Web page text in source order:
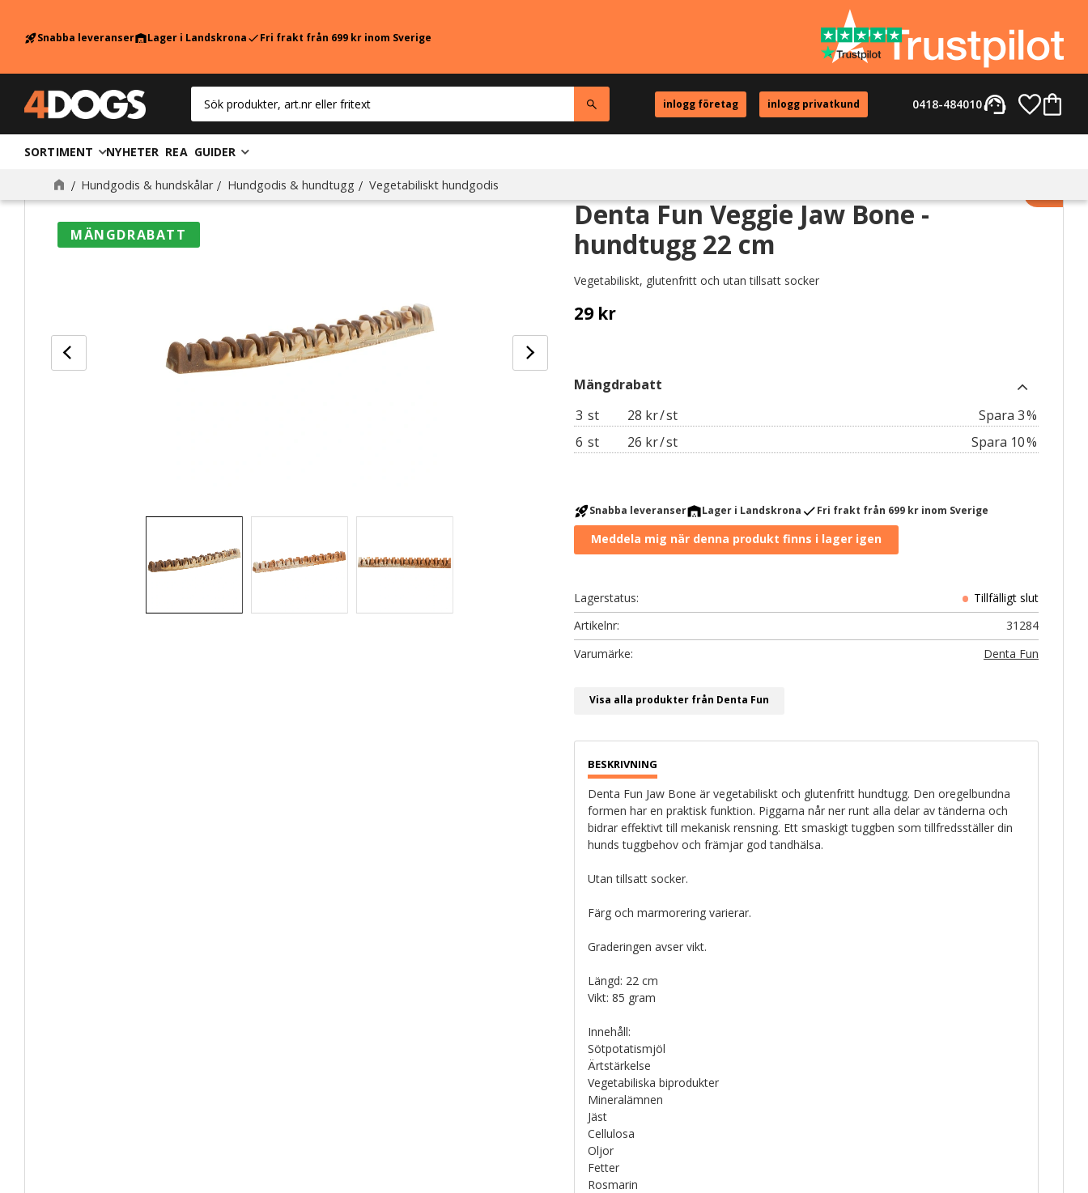
rocket_launchSnabba leveranserwarehouseLager i LandskronacheckFri frakt från 699 kr inom Sverige
inlogg företag inlogg privatkund support_agent
0418-484010
SORTIMENT NYHETER REA GUIDER
Hundgodis & hundskålar Hundgodis & hundtugg Vegetabiliskt hundgodis
Denta Fun Veggie Jaw Bone -
hundtugg 22 cm
Vegetabiliskt, glutenfritt och utan tillsatt socker
MÄNGDRABATT
29kr
3 st 28 kr/st 3%
6 st 26 kr/st 10%
Lägg
rocket_launchSnabba leveranserwarehouseLager i Landskrona checkFri frakt från 699 kr inom Sverige
Lagerstatus
Artikelnr
31284
Denta Fun
Visa alla produkter från Denta Fun
Denta Fun Jaw Bone är vegetabiliskt och glutenfritt hundtugg. Den oregelbundna
formen har en praktisk funktion. Piggarna når ner runt alla delar av tänderna och
bidrar effektivt till mekanisk rensning. Ett smaskigt tuggben som tillfredsställer din
hunds tuggbehov och främjar god tandhälsa.
Utan tillsatt socker.
Färg och marmorering varierar.
Graderingen avser vikt.
Längd: 22 cm
Vikt: 85 gram
Innehåll:
Sötpotatismjöl
Ärtstärkelse
Vegetabiliska biprodukter
Mineralämnen
Jäst
Cellulosa
Oljor
Fetter
Rosmarin